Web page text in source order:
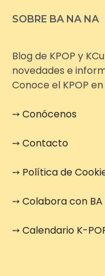
SOBRE BA NA NA
Blog de KPOP y
novedades e
Conoce el KPOP
➙Conócenos
➙Contacto
➙ Política de
➙Colabora con BA
➙Calendario K-